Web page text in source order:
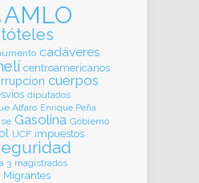
AMLO
cadáveres
centroamericanos
cuerpos
diputados
Alfaro Enrique Peña
Gasolina Gobierno
IJCF impuestos
3 magistrados
Migrantes